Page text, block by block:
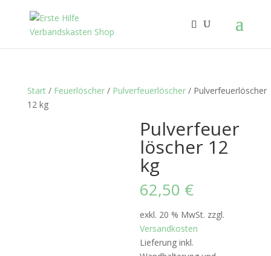
Start/ Feuerlöscher/ Pulverfeuerlöscher/ Pulverfeuerlöscher
12 kg
Pulverfeuer
löscher 12
kg
62,50 €
exkl. 20 % MwSt. zzgl.
Versandkosten
Lieferung inkl.